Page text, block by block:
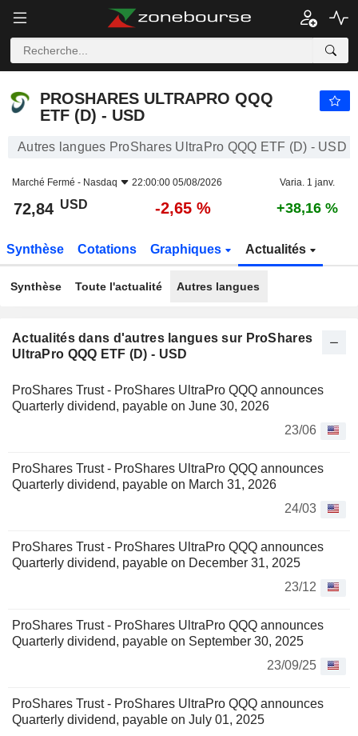
PROSHARES ULTRAPRO QQQ
ETF (D) - USD
Autres langues ProShares UltraPro QQQ ETF (D) - USD
Marché Fermé - Nasdaq 22:00:00 05/08/2026 Varia. 1 janv.
72,84 USD -2,65 % +38,16 %
Synthèse Cotations Graphiques Actualités
Synthèse Toute l'actualité Autres langues
Actualités dans d'autres langues sur ProShares
UltraPro QQQ ETF (D) - USD
ProShares Trust - ProShares UltraPro QQQ announces
Quarterly dividend, payable on June 30, 2026
23/06
ProShares Trust - ProShares UltraPro QQQ announces
Quarterly dividend, payable on March 31, 2026
24/03
ProShares Trust - ProShares UltraPro QQQ announces
Quarterly dividend, payable on December 31, 2025
23/12
ProShares Trust - ProShares UltraPro QQQ announces
Quarterly dividend, payable on September 30, 2025
23/09/25
ProShares Trust - ProShares UltraPro QQQ announces
Quarterly dividend, payable on July 01, 2025